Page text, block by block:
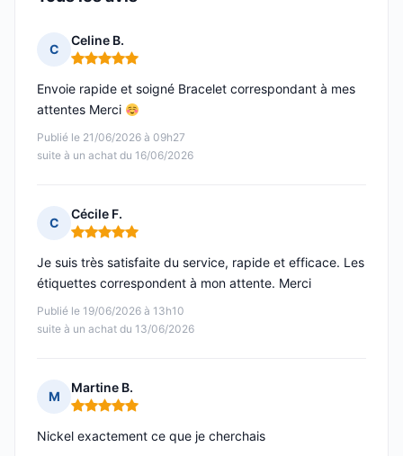
C
Celine B.
Note : 5 sur 5
Publié le 21/06/2026 à 09h27
suite à un achat du 16/06/2026
Envoie rapide et soigné Bracelet correspondant à mes
attentes Merci
C
Cécile F.
Note : 5 sur 5
Publié le 19/06/2026 à 13h10
suite à un achat du 13/06/2026
Je suis très satisfaite du service, rapide et efficace. Les
étiquettes correspondent à mon attente. Merci
M
Martine B.
Note : 5 sur 5
Nickel exactement ce que je cherchais